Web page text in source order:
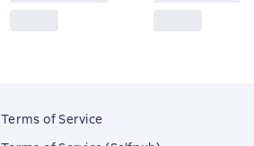
Terms of Service